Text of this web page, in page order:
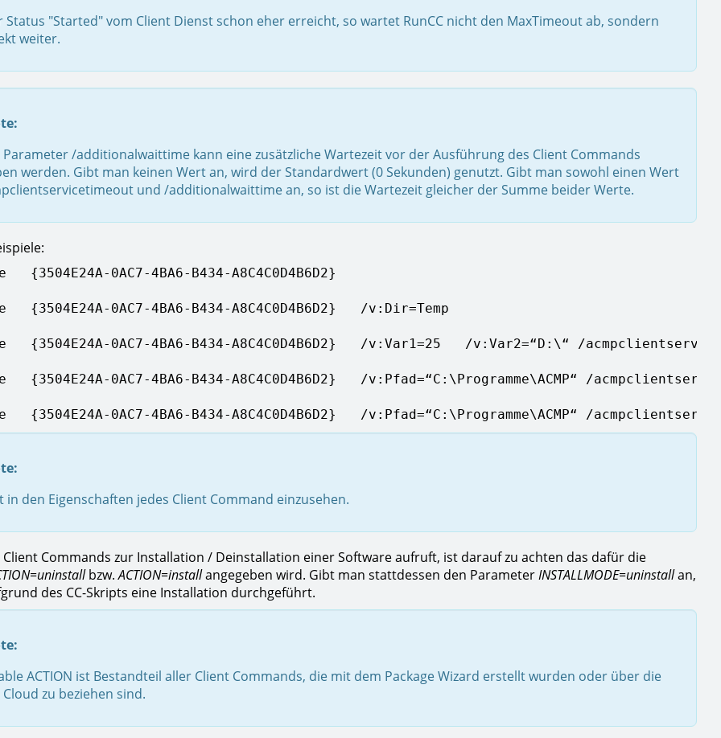
Status "Started" vom Client Dienst schon eher erreicht, so wartet RunCC nicht den MaxTimeout ab, sondern
weiter.
/additionalwaittime kann eine zusätzliche Wartezeit vor der Ausführung des Client Commands
werden. Gibt man keinen Wert an, wird der Standardwert (0 Sekunden) genutzt. Gibt man sowohl einen Wert
und /additionalwaittime an, so ist die Wartezeit gleicher der Summe beider Werte.
{3504E24A-0AC7-4BA6-B434-A8C4C0D4B6D2}
{3504E24A-0AC7-4BA6-B434-A8C4C0D4B6D2}   /v:Dir=Temp
{3504E24A-0AC7-4BA6-B434-A8C4C0D4B6D2}   /v:Var1=25   /v:Var2=“D:\“ /
{3504E24A-0AC7-4BA6-B434-A8C4C0D4B6D2}   /v:Pfad=“C:\Programme\ACMP“ /
{3504E24A-0AC7-4BA6-B434-A8C4C0D4B6D2}   /v:Pfad=“C:\Programme\ACMP“ /
in den Eigenschaften jedes Client Command einzusehen.
Commands zur Installation / Deinstallation einer Software aufruft, ist darauf zu achten das dafür die
bzw.ACTION=installangegeben wird. Gibt man stattdessen den ParameterINSTALLMODE=uninstallan,
des CC-Skripts eine Installation durchgeführt.
ACTION ist Bestandteil aller Client Commands, die mit dem Package Wizard erstellt wurden oder über die
Cloud zu beziehen sind.